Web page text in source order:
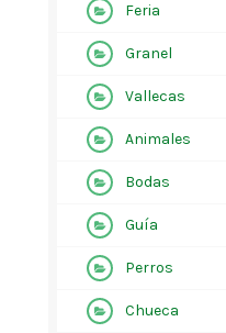
Feria
Granel
Vallecas
Animales
Bodas
Guía
Perros
Chueca